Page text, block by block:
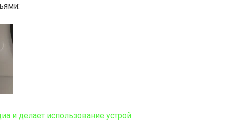
и делает использование устрой